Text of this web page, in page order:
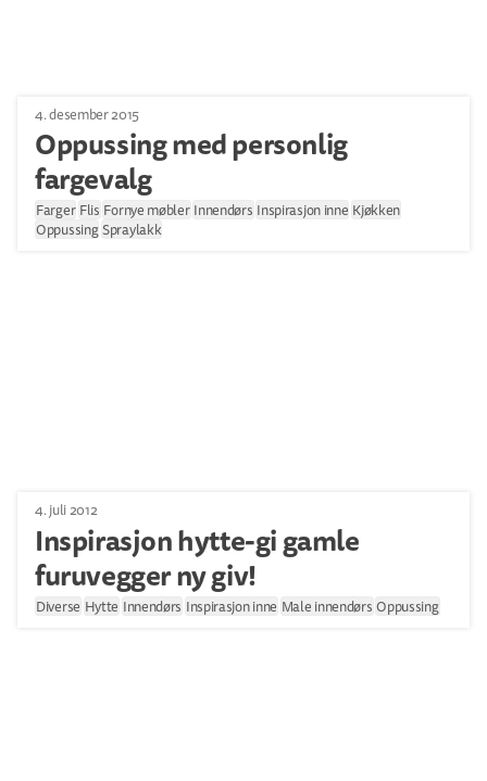
4. desember 2015
Oppussing med personlig
fargevalg
Farger Flis Fornye møbler Innendørs Inspirasjon inne Kjøkken
OppussingSpraylakk
4. juli 2012
Inspirasjon hytte-gi gamle
furuvegger ny giv!
Diverse Hytte Innendørs Inspirasjon inne Male innendørs Oppussing